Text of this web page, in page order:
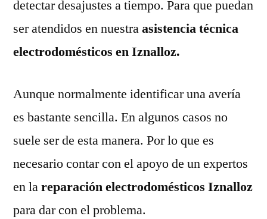
detectar desajustes a tiempo. Para que puedan
ser atendidos en nuestraasistencia técnica
electrodomésticos en Iznalloz.
Aunque normalmente identificar una avería
es bastante sencilla. En algunos casos no
suele ser de esta manera. Por lo que es
necesario contar con el apoyo de un expertos
en lareparación electrodomésticos Iznalloz
para dar con el problema.